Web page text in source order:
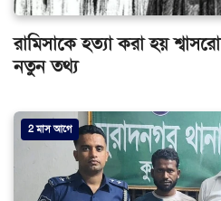
রামিসাকে হত্যা করা হয়
নতুন তথ্য
2 মাস আগে